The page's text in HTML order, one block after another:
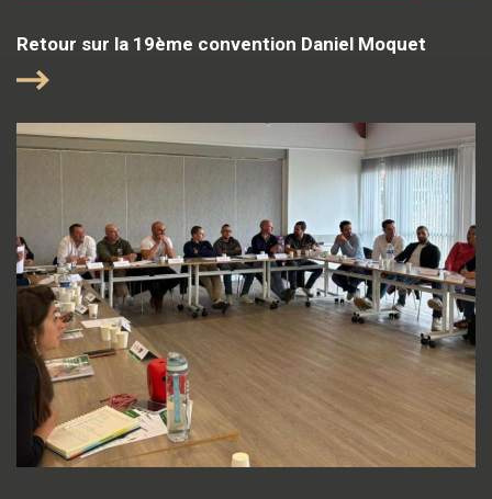
Retour sur la 19ème convention Daniel Moquet